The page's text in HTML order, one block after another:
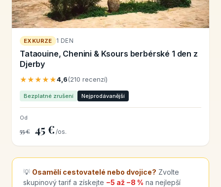
EXKURZE 1 DEN
Tataouine, Chenini & Ksours berbérské 1 den z
Djerby
★★★★★4,6(210 recenzí)
Bezplatné zrušení Nejprodávanější
Od
55 € 45 € /os.
💡 Osamělí cestovatelé nebo dvojice? Zvolte
skupinový tarif a získejte −5 až −8 % na nejlepší